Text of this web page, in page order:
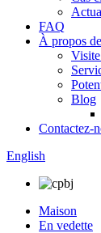
FAQ
À propos
Blog
Contactez-
English
Maison
En vedette